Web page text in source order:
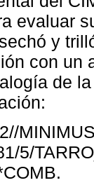
evaluar
y
con un
de
5/